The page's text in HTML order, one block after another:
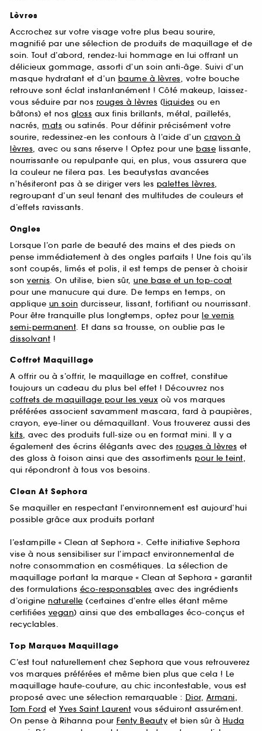
Lèvres
Accrochez sur votre visage votre plus beau sourire,
magnifié par une sélection de produits de maquillage et de
soin. Tout d’abord, rendez-lui hommage en lui offrant un
délicieux gommage, assorti d’un soin anti-âge. Suivi d’un
masque hydratant et d’un baume à lèvres, votre bouche
retrouve sont éclat instantanément ! Côté makeup, laissez-
vous séduire par nos rouges à lèvres (liquides ou en
bâtons) et nos gloss aux finis brillants, métal, pailletés,
nacrés, mats ou satinés. Pour définir précisément votre
sourire, redessinez-en les contours à l’aide d’un crayon à
lèvres, avec ou sans réserve ! Optez pour une base lissante,
nourrissante ou repulpante qui, en plus, vous assurera que
la couleur ne filera pas. Les beautystas avancées
n’hésiteront pas à se diriger vers les palettes lèvres,
regroupant d’un seul tenant des multitudes de couleurs et
d’effets ravissants.
Ongles
Lorsque l’on parle de beauté des mains et des pieds on
pense immédiatement à des ongles parfaits ! Une fois qu’ils
sont coupés, limés et polis, il est temps de penser à choisir
son vernis. On utilise, bien sûr, une base et un top-coat
pour une manucure qui dure. De temps en temps, on
applique un soin durcisseur, lissant, fortifiant ou nourrissant.
Pour être tranquille plus longtemps, optez pour le vernis
semi-permanent. Et dans sa trousse, on oublie pas le
dissolvant !
Coffret Maquillage
A offrir ou à s’offrir, le maquillage en coffret, constitue
toujours un cadeau du plus bel effet ! Découvrez nos
coffrets de maquillage pour les yeux où vos marques
préférées associent savamment mascara, fard à paupières,
crayon, eye-liner ou démaquillant. Vous trouverez aussi des
kits, avec des produits full-size ou en format mini. Il y a
également des écrins élégants avec des rouges à lèvres et
des gloss à foison ainsi que des assortiments pour le teint,
qui répondront à tous vos besoins.
Clean At Sephora
Se maquiller en respectant l’environnement est aujourd’hui
possible grâce aux produits portant
l’estampille « Clean at Sephora ». Cette initiative Sephora
vise à nous sensibiliser sur l’impact environnemental de
notre consommation en cosmétiques. La sélection de
maquillage portant la marque « Clean at Sephora » garantit
des formulations éco-responsables avec des ingrédients
d’origine naturelle (certaines d’entre elles étant même
certifiées vegan) ainsi que des emballages éco-conçus et
recyclables.
Top Marques Maquillage
C’est tout naturellement chez Sephora que vous retrouverez
vos marques préférées et même bien plus que cela ! Le
maquillage haute-couture, au chic incontestable, vous est
proposé avec une sélection remarquable : Dior, Armani,
Tom Ford et Yves Saint Laurent vous séduiront assurément.
On pense à Rihanna pour Fenty Beautyet bien sûr à Huda